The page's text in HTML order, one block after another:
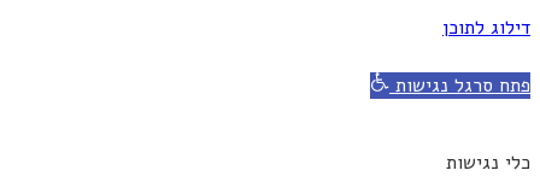
דילוג לתוכן
פתח סרגל נגישות
כלי נגישות